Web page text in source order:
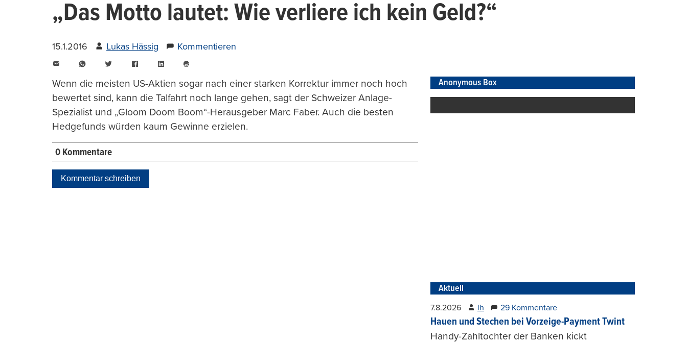
„Das Motto lautet: Wie verliere ich kein Geld?“
15.1.2016 Lukas Hässig Kommentieren
WhatsAppTwitter FacebookLinkedIn
Wenn die meisten US-Aktien sogar nach einer starken Korrektur immer noch hoch
bewertet sind, kann die Talfahrt noch lange gehen, sagt der Schweizer Anlage-
Spezialist und „Gloom Doom Boom“-Herausgeber Marc Faber. Auch die besten
Hedgefunds würden kaum Gewinne erzielen.
0 Kommentare
Kommentar schreiben
Anonymous Box
Aktuell
7.8.2026 lh 29 Kommentare
Hauen und Stechen bei Vorzeige-Payment Twint
Handy-Zahltochter der Banken kickt